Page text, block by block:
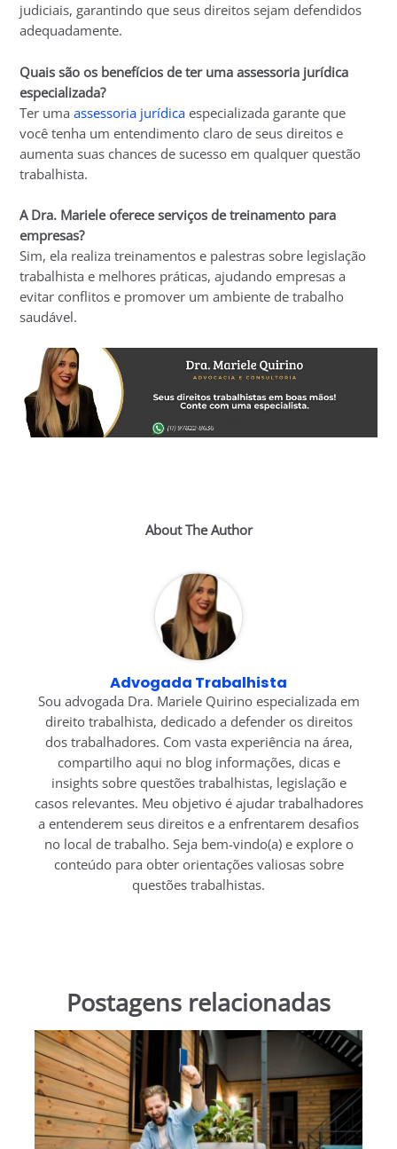
judiciais, garantindo que seus direitos sejam defendidos
adequadamente.
Quais são os benefícios de ter uma assessoria jurídica
especializada?
Ter umaassessoria jurídica especializada garante que
você tenha um entendimento claro de seus direitos e
aumenta suas chances de sucesso em qualquer questão
trabalhista.
A Dra. Mariele oferece serviços de treinamento para
empresas?
Sim, ela realiza treinamentos e palestras sobre legislação
trabalhista e melhores práticas, ajudando empresas a
evitar conflitos e promover um ambiente de trabalho
saudável.
About The Author
Advogada Trabalhista
Sou advogada Dra. Mariele Quirino especializada em
direito trabalhista, dedicado a defender os direitos
dos trabalhadores. Com vasta experiência na área,
compartilho aqui no blog informações, dicas e
insights sobre questões trabalhistas, legislação e
casos relevantes. Meu objetivo é ajudar trabalhadores
a entenderem seus direitos e a enfrentarem desafios
no local de trabalho. Seja bem-vindo(a) e explore o
conteúdo para obter orientações valiosas sobre
questões trabalhistas.
Postagens relacionadas